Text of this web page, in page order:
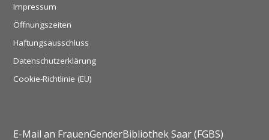
Impressum
Öffnungszeiten
Haftungsausschluss
Datenschutzerklärung
Cookie-Richtlinie (EU)
E-Mail an FrauenGenderBibliothek Saar (FGBS)